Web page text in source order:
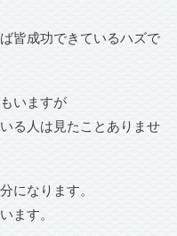
皆成功できているハズで
いますが
る人は見たことありませ
になります。
ます。